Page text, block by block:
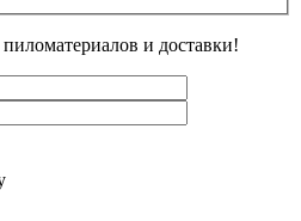
и доставки!